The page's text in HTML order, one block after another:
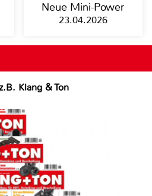
Neue Mini-Power
23.04.2026
Klang & Ton